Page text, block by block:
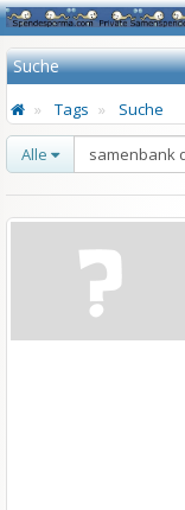
Suche
Tags Suche
Alle